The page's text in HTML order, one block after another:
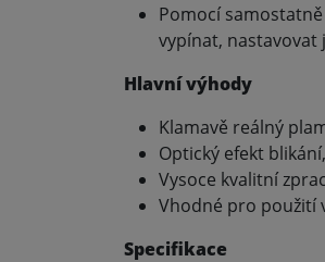
Pomocí
vypínat, nastavovat
Hlavní výhody
Klamavě reálný
Optický efekt
Vysoce kvalitní
Vhodné pro použití
Specifikace